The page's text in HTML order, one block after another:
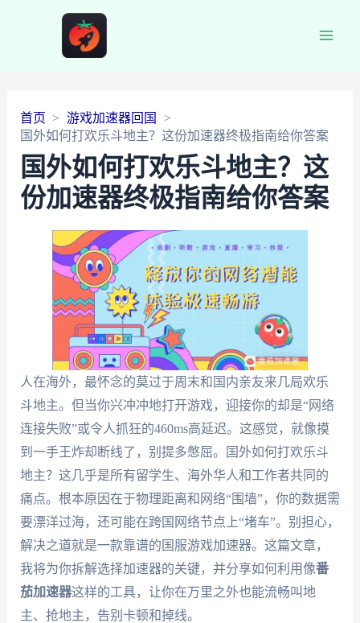
首页
游戏加速器回国
国外如何打欢乐斗地主？这份加速器终极指南给你答案
国外如何打欢乐斗地主？这
份加速器终极指南给你答案
人在海外，最怀念的莫过于周末和国内亲友来几局欢乐
斗地主。但当你兴冲冲地打开游戏，迎接你的却是“网络
连接失败”或令人抓狂的460ms高延迟。这感觉，就像摸
到一手王炸却断线了，别提多憋屈。国外如何打欢乐斗
地主？这几乎是所有留学生、海外华人和工作者共同的
痛点。根本原因在于物理距离和网络“围墙”，你的数据需
要漂洋过海，还可能在跨国网络节点上“堵车”。别担心，
解决之道就是一款靠谱的国服游戏加速器。这篇文章，
我将为你拆解选择加速器的关键，并分享如何利用像番
茄加速器这样的工具，让你在万里之外也能流畅叫地
主、抢地主，告别卡顿和掉线。